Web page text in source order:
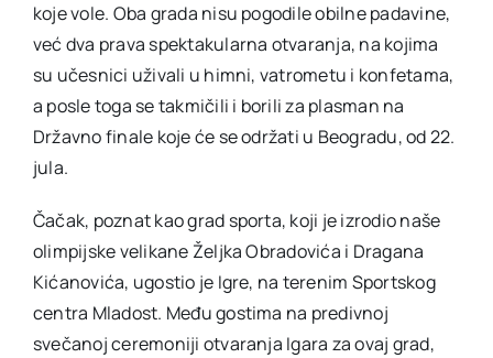
koje vole. Oba grada nisu pogodile obilne padavine,
već dva prava spektakularna otvaranja, na kojima
su učesnici uživali u himni, vatrometu i konfetama,
a posle toga se takmičili i borili za plasman na
Državno finale koje će se održati u Beogradu, od 22.
jula.
Čačak, poznat kao grad sporta, koji je izrodio naše
olimpijske velikane Željka Obradovića i Dragana
Kićanovića, ugostio je Igre, na terenim Sportskog
centra Mladost. Među gostima na predivnoj
svečanoj ceremoniji otvaranja Igara za ovaj grad,